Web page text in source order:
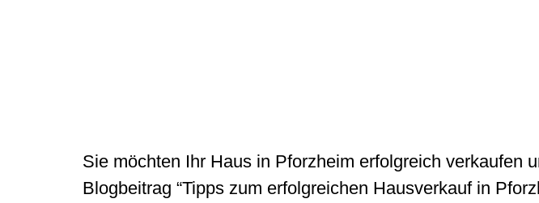
Sie möchten Ihr Haus in Pforzheim erfolgreich verkaufen
Blogbeitrag “Tipps zum erfolgreichen Hausverkauf in